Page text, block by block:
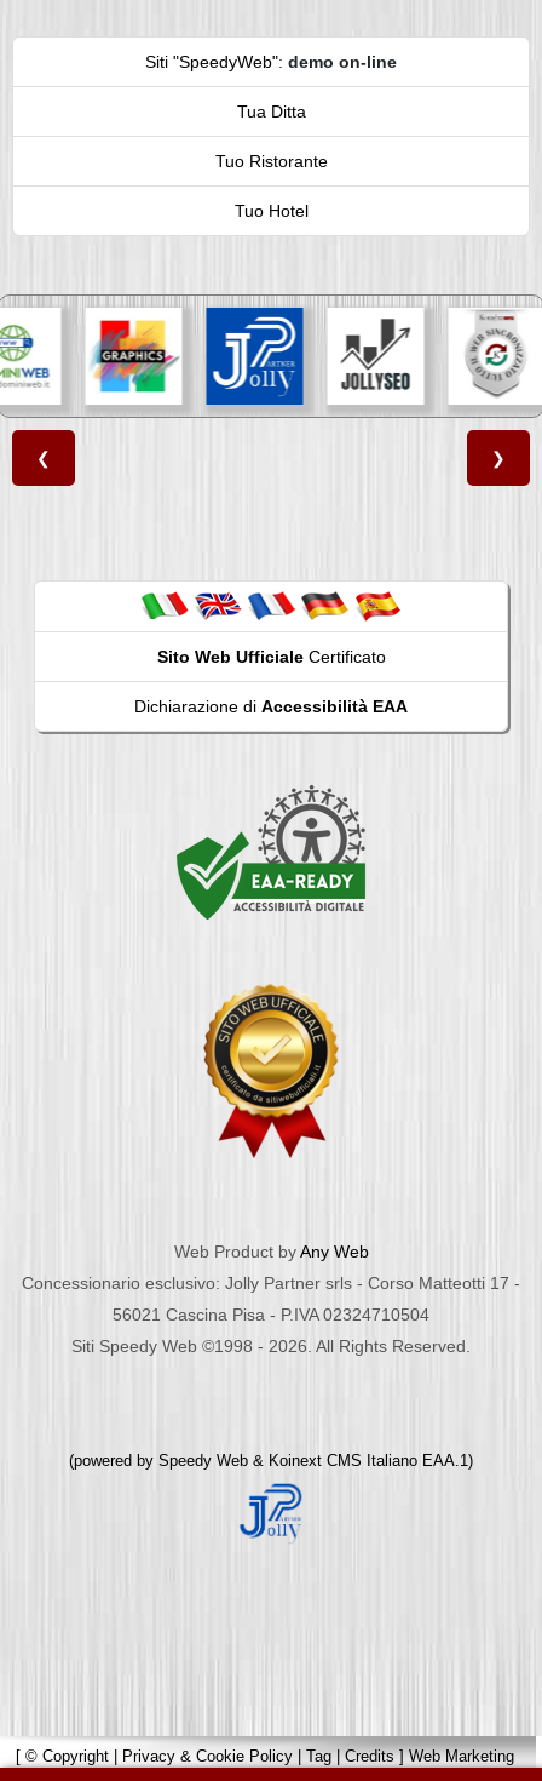
Siti "SpeedyWeb": demo on-line
Tua Ditta
Tuo Ristorante
Tuo Hotel
❮ ❯
Sito Web UfficialeCertificato
Dichiarazione di Accessibilità EAA
Web Product byAny Web
Concessionario esclusivo: Jolly Partner srls - Corso Matteotti 17 -
56021 Cascina Pisa - P.IVA 02324710504
Siti Speedy Web ©1998 - 2026. All Rights Reserved.
(powered by Speedy Web & Koinext CMS Italiano EAA.1)
[ © Copyright Privacy & Cookie Policy Tag |Credits]Web Marketing